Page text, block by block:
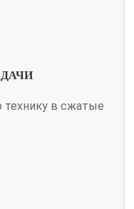
в сжатые